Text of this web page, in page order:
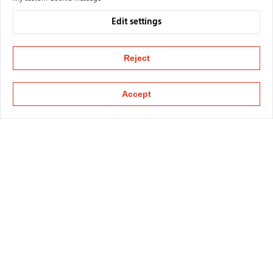
Edit settings
Reject
Accept